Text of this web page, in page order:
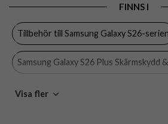
Case
Färg
Tillverkarens art nr
FINNS I
Tillbehör till Samsung Galaxy S26-serien
Samsung Galaxy S26 Plus Skärmskydd
Samsung Galaxy S26 Plus
Visa fler